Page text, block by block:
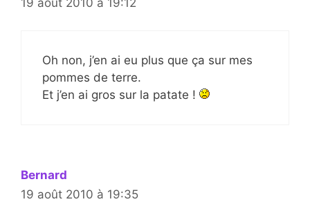
Oh non, j’en ai eu plus que ça sur mes
pommes de terre.
Et j’en ai gros sur la patate !
Bernard
19 août 2010 à 19:35